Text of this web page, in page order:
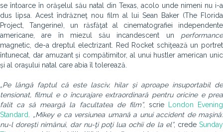
se întoarce în orăşelul său natal din Texas, acolo unde nimeni nu i-a
dus lipsa. Acest îndrăzneţ nou film al lui Sean Baker (The Florida
Project, Tangerine), un răsfăţat al cinematografiei independente
americane, are în miezul său incandescent un performance
magnetic, de-a dreptul electrizant. Red Rocket schiţează un portret
întunecat, dar amuzant și compătimitor, al unui hustler american unic
și al oraşului natal care abia îl tolerează.
„Pe lângă faptul că este lasciv, hilar și aproape insuportabil de
tensionat, filmul e o încurajare extraordinară pentru oricine e prea
falit ca să meargă la facultatea de film”, scrie
London Evening
Standard
„Mikey e ca versiunea umană a unui accident de maşină:
nu-l doreşti nimănui, dar nu-ţi poţi lua ochii de la el”, credeSunday